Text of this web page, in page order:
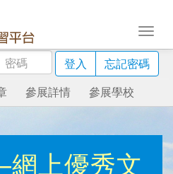
登入
忘記密碼
參展詳情 參展學校
上優秀文